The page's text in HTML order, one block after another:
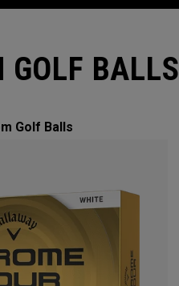
GOLF BALLS
Golf Balls